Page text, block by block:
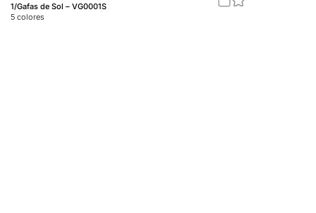
1/Gafas de Sol – VG0001S
5 colores